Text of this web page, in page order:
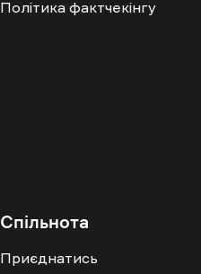
Політика фактчекінгу
Спільнота
Приєднатись